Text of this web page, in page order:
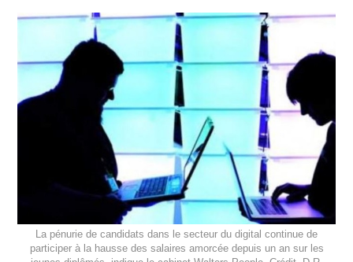
La pénurie de candidats dans le secteur du digital continue de
participer à la hausse des salaires amorcée depuis un an sur les